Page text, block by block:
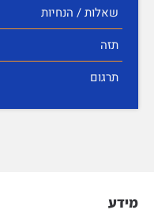
שאלות / הנחיות
תזה
תרגום
מידע